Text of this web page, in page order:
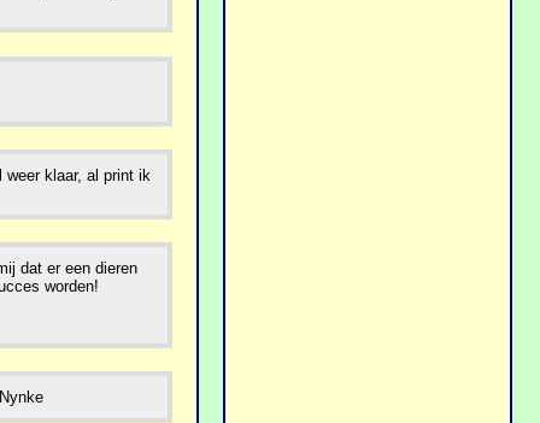
klaar, al print ik
dat er een dieren
worden!